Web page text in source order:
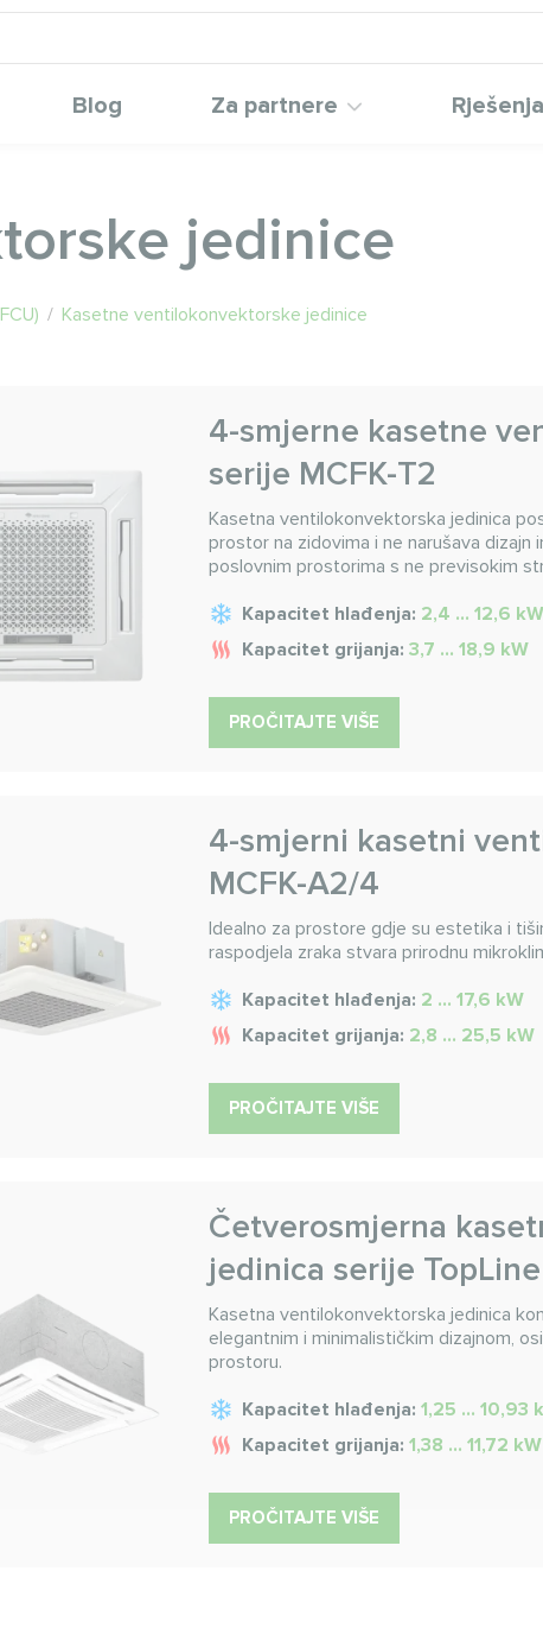
Blog Za partnere Rješenja
jedinice
/ Kasetne ventilokonvektorske jedinice
4-smjerne kasetne
serije MCFK-T2
Kasetna ventilokonvektorska jedinica
prostor na zidovima i ne narušava
poslovnim prostorima s ne previsokim
Kapacitet hlađenja: 2,4 ... 12,6 kW
Kapacitet grijanja: 3,7 ... 18,9 kW
PROČITAJTE VIŠE
4-smjerni kasetni
MCFK-A2/4
Idealno za prostore gdje su estetika i
raspodjela zraka stvara prirodnu
Kapacitet hlađenja: 2 ... 17,6 kW
Kapacitet grijanja: 2,8 ... 25,5 kW
PROČITAJTE VIŠE
Četverosmjerna
jedinica serije TopLine
Kasetna ventilokonvektorska jedinica
elegantnim i minimalističkim dizajnom,
prostoru.
Kapacitet hlađenja: 1,25 … 10,93
Kapacitet grijanja: 1,38 … 11,72 kW
PROČITAJTE VIŠE